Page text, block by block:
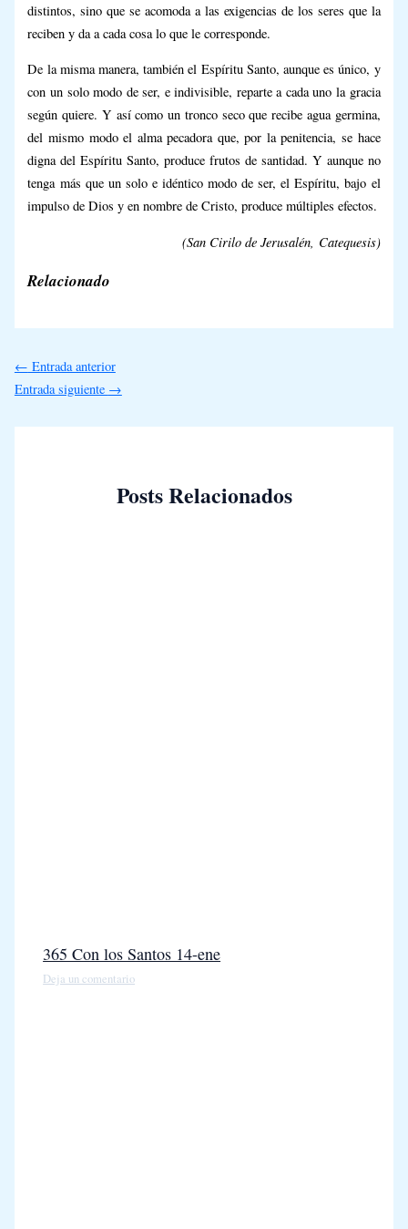
distintos, sino que se acomoda a las exigencias de los seres que la
reciben y da a cada cosa lo que le corresponde.
De la misma manera, también el Espíritu Santo, aunque es único, y
con un solo modo de ser, e indivisible, reparte a cada uno la gracia
según quiere. Y así como un tronco seco que recibe agua germina,
del mismo modo el alma pecadora que, por la penitencia, se hace
digna del Espíritu Santo, produce frutos de santidad. Y aunque no
tenga más que un solo e idéntico modo de ser, el Espíritu, bajo el
impulso de Dios y en nombre de Cristo, produce múltiples efectos.
(San Cirilo de Jerusalén, Catequesis)
Relacionado
← Entrada anterior
Entrada siguiente →
Posts Relacionados
365 Con los Santos 14-ene
Deja un comentario